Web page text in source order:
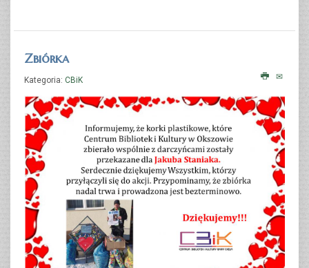
Zbiórka
Kategoria: CBiK